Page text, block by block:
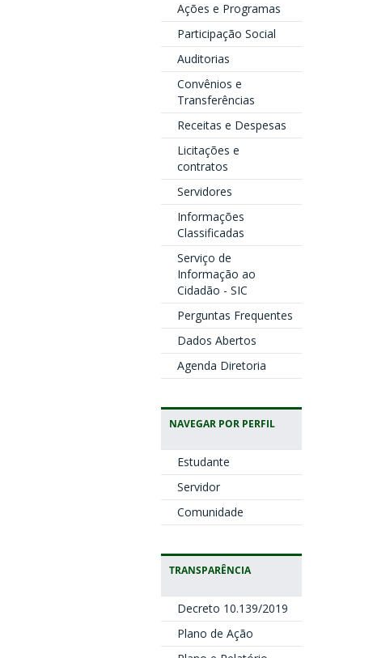
Ações e Programas
Participação Social
Auditorias
Convênios e
Transferências
Receitas e Despesas
Licitações e
contratos
Servidores
Informações
Classificadas
Serviço de
Informação ao
Cidadão - SIC
Perguntas Frequentes
Dados Abertos
Agenda Diretoria
NAVEGAR POR PERFIL
Estudante
Servidor
Comunidade
TRANSPARÊNCIA
Decreto 10.139/2019
Plano de Ação